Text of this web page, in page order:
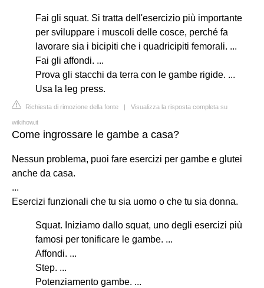
Fai gli squat. Si tratta dell'esercizio più importante
per sviluppare i muscoli delle cosce, perché fa
lavorare sia i bicipiti che i quadricipiti femorali. ...
Fai gli affondi. ...
Prova gli stacchi da terra con le gambe rigide. ...
Usa la leg press.
Richiesta di rimozione della fonte | Visualizza la risposta completa su
wikihow.it
Come ingrossare le gambe a casa?
Nessun problema, puoi fare esercizi per gambe e glutei
anche da casa.
...
Esercizi funzionali che tu sia uomo o che tu sia donna.
Squat. Iniziamo dallo squat, uno degli esercizi più
famosi per tonificare le gambe. ...
Affondi. ...
Step. ...
Potenziamento gambe. ...